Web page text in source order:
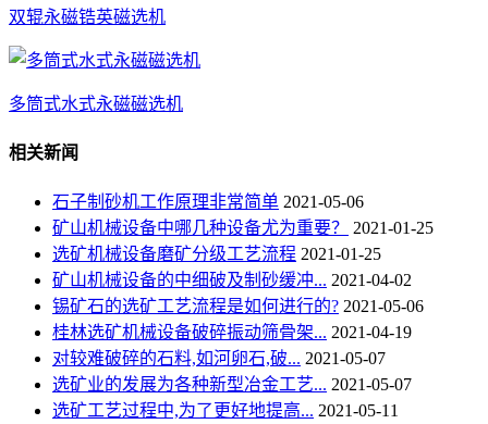
双辊永磁锆英磁选机
多筒式水式永磁磁选机
相关新闻
石子制砂机工作原理非常简单 2021-05-06
矿山机械设备中哪几种设备尤为重要？
2021-01-25
选矿机械设备磨矿分级工艺流程 2021-01-25
矿山机械设备的中细破及制砂缓冲... 2021-04-02
锡矿石的选矿工艺流程是如何进行的? 2021-05-06
桂林选矿机械设备破碎振动筛骨架... 2021-04-19
对较难破碎的石料,如河卵石,破... 2021-05-07
选矿业的发展为各种新型冶金工艺... 2021-05-07
选矿工艺过程中,为了更好地提高... 2021-05-11